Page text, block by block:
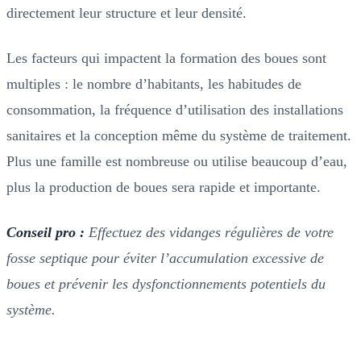
directement leur structure et leur densité.
Les facteurs qui impactent la formation des boues sont
multiples : le nombre d’habitants, les habitudes de
consommation, la fréquence d’utilisation des installations
sanitaires et la conception même du système de traitement.
Plus une famille est nombreuse ou utilise beaucoup d’eau,
plus la production de boues sera rapide et importante.
Conseil pro : Effectuez des vidanges régulières de votre
fosse septique pour éviter l’accumulation excessive de
boues et prévenir les dysfonctionnements potentiels du
système.